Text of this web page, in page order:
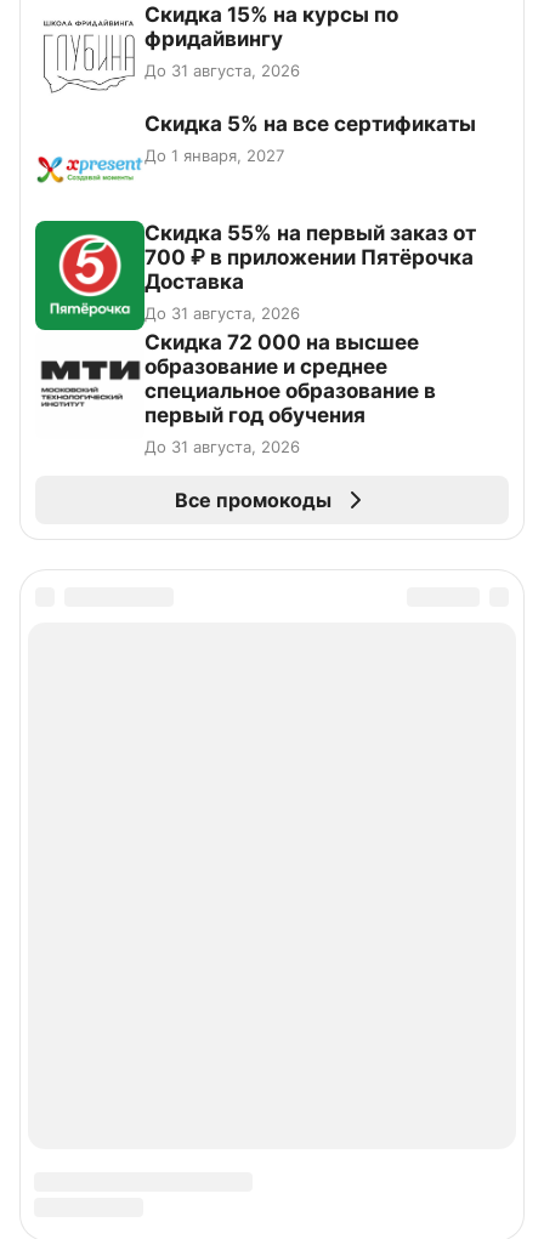
Скидка 15% на курсы по
фридайвингу
До 31 августа, 2026
Скидка 5% на все сертификаты
До 1 января, 2027
Скидка 55% на первый заказ от
700 ₽ в приложении Пятёрочка
Доставка
До 31 августа, 2026
Скидка 72 000 на высшее
образование и среднее
специальное образование в
первый год обучения
До 31 августа, 2026
Все промокоды